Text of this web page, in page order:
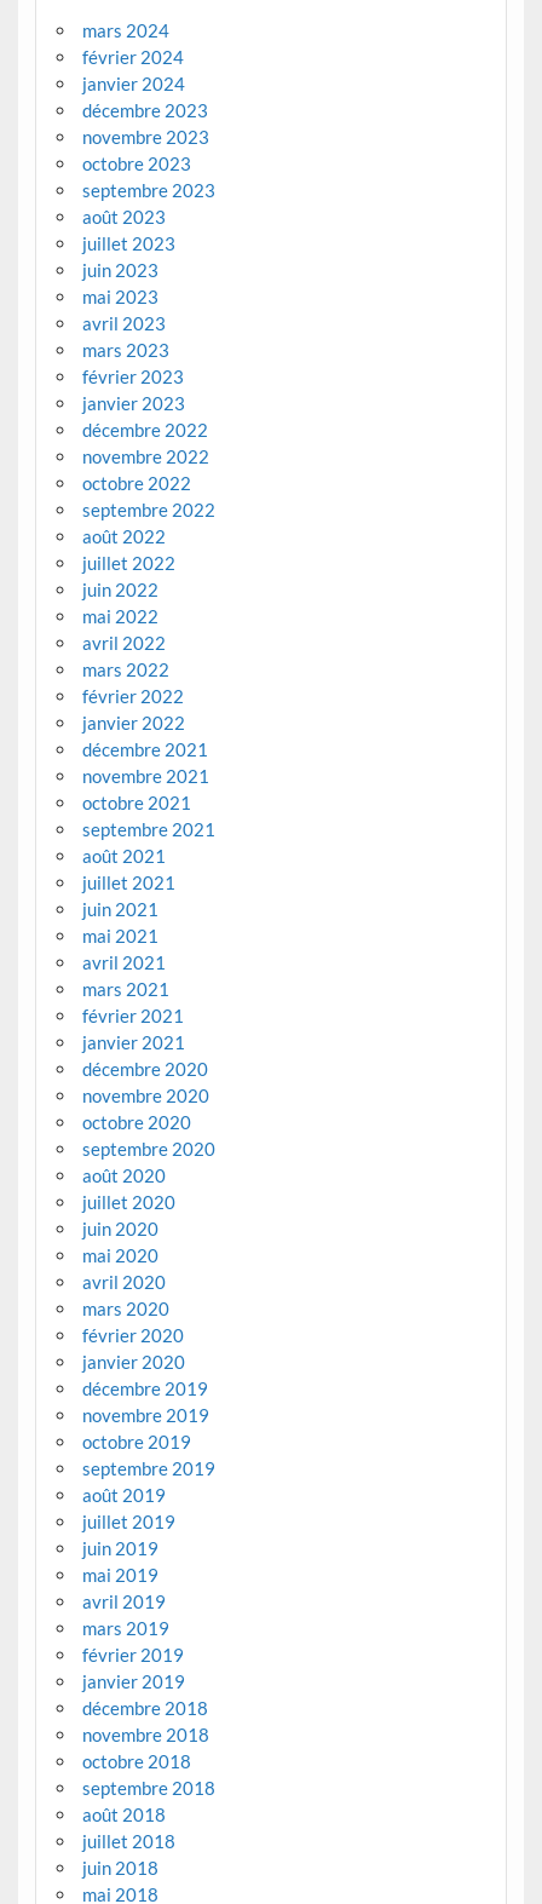
mars 2024
février 2024
janvier 2024
décembre 2023
novembre 2023
octobre 2023
septembre 2023
août 2023
juillet 2023
juin 2023
mai 2023
avril 2023
mars 2023
février 2023
janvier 2023
décembre 2022
novembre 2022
octobre 2022
septembre 2022
août 2022
juillet 2022
juin 2022
mai 2022
avril 2022
mars 2022
février 2022
janvier 2022
décembre 2021
novembre 2021
octobre 2021
septembre 2021
août 2021
juillet 2021
juin 2021
mai 2021
avril 2021
mars 2021
février 2021
janvier 2021
décembre 2020
novembre 2020
octobre 2020
septembre 2020
août 2020
juillet 2020
juin 2020
mai 2020
avril 2020
mars 2020
février 2020
janvier 2020
décembre 2019
novembre 2019
octobre 2019
septembre 2019
août 2019
juillet 2019
juin 2019
mai 2019
avril 2019
mars 2019
février 2019
janvier 2019
décembre 2018
novembre 2018
octobre 2018
septembre 2018
août 2018
juillet 2018
juin 2018
mai 2018